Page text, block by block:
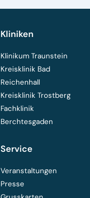
Kliniken
Klinikum Traunstein
Kreisklinik Bad
Reichenhall
Kreisklinik Trostberg
Fachklinik
Berchtesgaden
Service
Veranstaltungen
Presse